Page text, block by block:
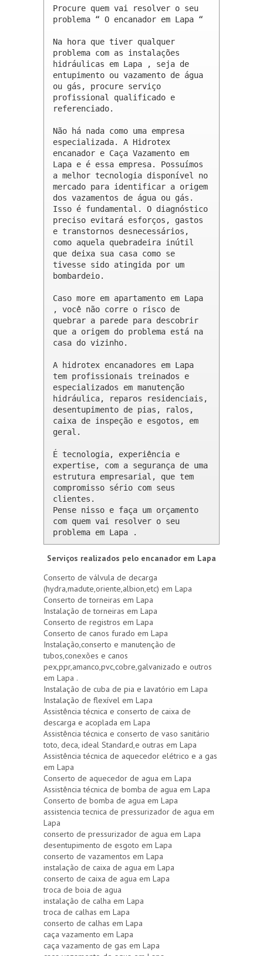
Procure quem vai resolver o seu
problema “ O encanador em Lapa “
Na hora que tiver qualquer
problema com as instalações
hidráulicas em Lapa , seja de
entupimento ou vazamento de água
ou gás, procure serviço
profissional qualificado e
referenciado.
Não há nada como uma empresa
especializada. A Hidrotex
encanador e Caça Vazamento em
Lapa e é essa empresa. Possuímos
a melhor tecnologia disponível no
mercado para identificar a origem
dos vazamentos de água ou gás.
Isso é fundamental. O diagnóstico
preciso evitará esforços, gastos
e transtornos desnecessários,
como aquela quebradeira inútil
que deixa sua casa como se
tivesse sido atingida por um
bombardeio.
Caso more em apartamento em Lapa
, você não corre o risco de
quebrar a parede para descobrir
que a origem do problema está na
casa do vizinho.
A hidrotex encanadores em Lapa
tem profissionais treinados e
especializados em manutenção
hidráulica, reparos residenciais,
desentupimento de pias, ralos,
caixa de inspeção e esgotos, em
geral.
É tecnologia, experiência e
expertise, com a segurança de uma
estrutura empresarial, que tem
compromisso sério com seus
clientes.
Pense nisso e faça um orçamento
com quem vai resolver o seu
problema em Lapa .
Serviços realizados pelo encanador em Lapa
Conserto de válvula de decarga
(hydra,madute,oriente,albion,etc) em Lapa
Conserto de torneiras em Lapa
Instalação de torneiras em Lapa
Conserto de registros em Lapa
Conserto de canos furado em Lapa
Instalação,conserto e manutenção de
tubos,conexões e canos
pex,ppr,amanco,pvc,cobre,galvanizado e outros
em Lapa .
Instalação de cuba de pia e lavatório em Lapa
Instalação de flexível em Lapa
Assistência técnica e conserto de caixa de
descarga e acoplada em Lapa
Assistência técnica e conserto de vaso sanitário
toto, deca, ideal Standard,e outras em Lapa
Assistência técnica de aquecedor elétrico e a gas
em Lapa
Conserto de aquecedor de agua em Lapa
Assistência técnica de bomba de agua em Lapa
Conserto de bomba de agua em Lapa
assistencia tecnica de pressurizador de agua em
Lapa
conserto de pressurizador de agua em Lapa
desentupimento de esgoto em Lapa
conserto de vazamentos em Lapa
instalação de caixa de agua em Lapa
conserto de caixa de agua em Lapa
troca de boia de agua
instalação de calha em Lapa
troca de calhas em Lapa
conserto de calhas em Lapa
caça vazamento em Lapa
caça vazamento de gas em Lapa